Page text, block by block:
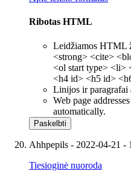
Ribotas HTML
Leidžiamos HTML
<strong> <cite>
<ol start type> <li>
<h4 id> <h5 id>
Linijos ir paragrafai
Web page
automatically.
Ahhpepils - 2022-04-21 -
Tiesioginė nuoroda